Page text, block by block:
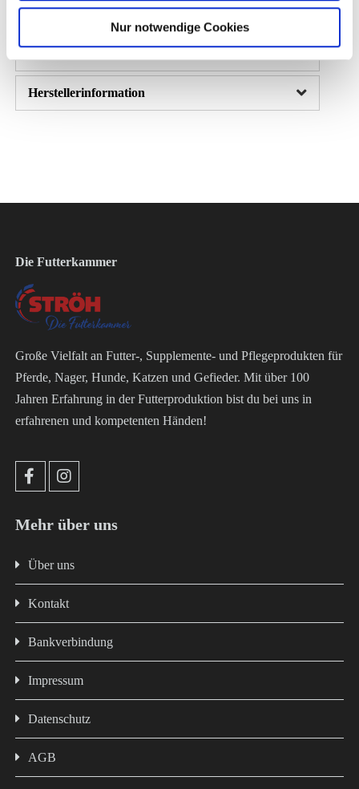
Nur notwendige Cookies
Fütterungsempfehlung
Herstellerinformation
Die Futterkammer
Große Vielfalt an Futter-, Supplemente- und Pflegeprodukten für
Pferde, Nager, Hunde, Katzen und Gefieder. Mit über 100
Jahren Erfahrung in der Futterproduktion bist du bei uns in
erfahrenen und kompetenten Händen!
Mehr über uns
Über uns
Kontakt
Bankverbindung
Impressum
Datenschutz
AGB